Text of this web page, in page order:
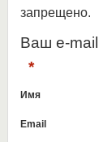
запрещено.
Ваш e-mail
*
Имя
Email